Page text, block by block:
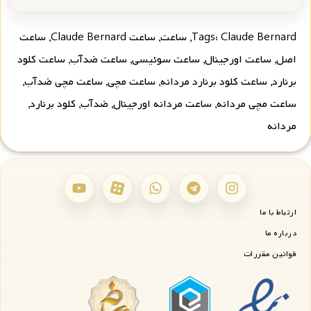
Tags: Claude Bernard
, ساعت, ساعت Claude Bernard , ساعت
اصل, ساعت اورجینال, ساعت سوئیسی, ساعت ضدآب, ساعت کلود
برنارد, ساعت کلود برنارد مردانه, ساعت مچی, ساعت مچی ضدآب,
ساعت مچی مردانه, ساعت مردانه اورجینال, ضدآب, کلود برنارد,
مردانه
ارتباط با ما
درباره ما
قوانین مقررات